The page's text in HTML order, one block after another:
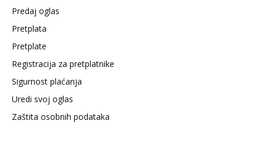
Predaj oglas
Pretplata
Pretplate
Registracija za pretplatnike
Sigurnost plaćanja
Uredi svoj oglas
Zaštita osobnih podataka